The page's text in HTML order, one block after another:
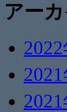
アー
2022